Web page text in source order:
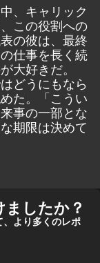
、キャリック
この役割への
の彼は、最終
仕事を長く続
大好きだ。
どうにもなら
た。「こうい
事の一部とな
期限は決めて
したか？
より多くのレポ